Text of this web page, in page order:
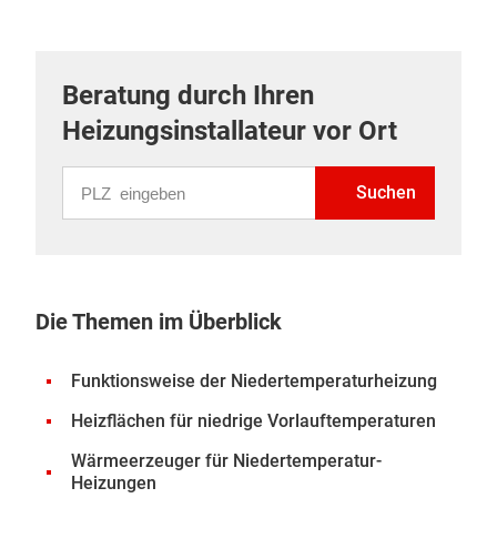
Beratung durch Ihren
Heizungsinstallateur vor Ort
Suchen
Die Themen im Überblick
Funktionsweise der Niedertemperaturheizung
Heizflächen für niedrige Vorlauftemperaturen
Wärmeerzeuger für Niedertemperatur-
Heizungen